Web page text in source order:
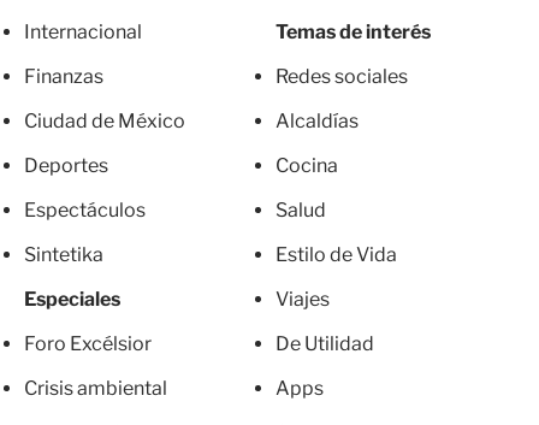
Internacional
Finanzas
Ciudad de México
Deportes
Espectáculos
Sintetika
Especiales
Foro Excélsior
Crisis ambiental
Temas de interés
Redes sociales
Alcaldías
Cocina
Salud
Estilo de Vida
Viajes
De Utilidad
Apps